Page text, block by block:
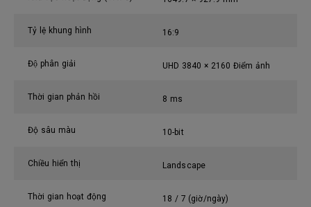
Tỷ lệ khung hình 16:9
Độ phân giải UHD 3840 × 2160 Điểm ảnh
Thời gian phản hồi 8 ms
Độ sâu màu 10-bit
Chiều hiển thị Landscape
Thời gian hoạt động 18 / 7 (giờ/ngày)